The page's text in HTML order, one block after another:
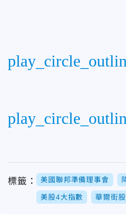
標籤： 美國聯邦準備理事會
美股4大指數 華爾街